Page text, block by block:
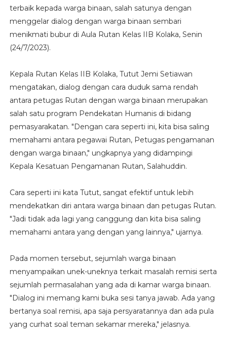
terbaik kepada warga binaan, salah satunya dengan
menggelar dialog dengan warga binaan sembari
menikmati bubur di Aula Rutan Kelas IIB Kolaka, Senin
(24/7/2023).
Kepala Rutan Kelas IIB Kolaka, Tutut Jemi Setiawan
mengatakan, dialog dengan cara duduk sama rendah
antara petugas Rutan dengan warga binaan merupakan
salah satu program Pendekatan Humanis di bidang
pemasyarakatan. "Dengan cara seperti ini, kita bisa saling
memahami antara pegawai Rutan, Petugas pengamanan
dengan warga binaan," ungkapnya yang didampingi
Kepala Kesatuan Pengamanan Rutan, Salahuddin.
Cara seperti ini kata Tutut, sangat efektif untuk lebih
mendekatkan diri antara warga binaan dan petugas Rutan.
"Jadi tidak ada lagi yang canggung dan kita bisa saling
memahami antara yang dengan yang lainnya," ujarnya.
Pada momen tersebut, sejumlah warga binaan
menyampaikan unek-uneknya terkait masalah remisi serta
sejumlah permasalahan yang ada di kamar warga binaan.
"Dialog ini memang kami buka sesi tanya jawab. Ada yang
bertanya soal remisi, apa saja persyaratannya dan ada pula
yang curhat soal teman sekamar mereka," jelasnya.